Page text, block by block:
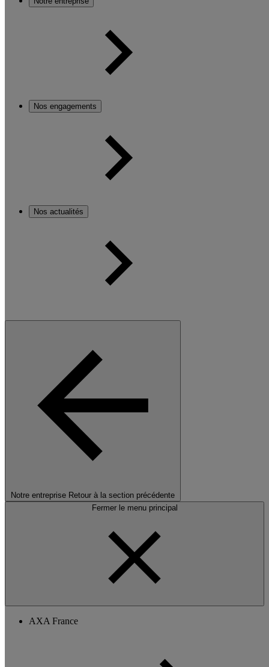
Nos engagements
Nos actualités
Notre entreprise Retour à la section précédente
Fermer le menu principal
AXA France